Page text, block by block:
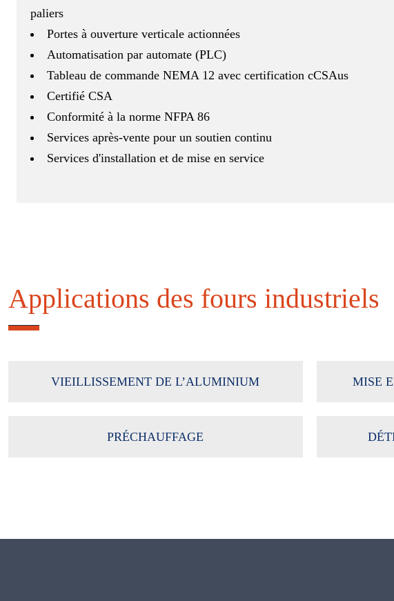
paliers
Portes à ouverture verticale actionnées
Automatisation par automate (PLC)
Tableau de commande NEMA 12 avec certification cCSAus
Certifié CSA
Conformité à la norme NFPA 86
Services après-vente pour un soutien continu
Services d'installation et de mise en service
Applications des fours industriels
VIEILLISSEMENT DE L’ALUMINIUM MISE
PRÉCHAUFFAGE